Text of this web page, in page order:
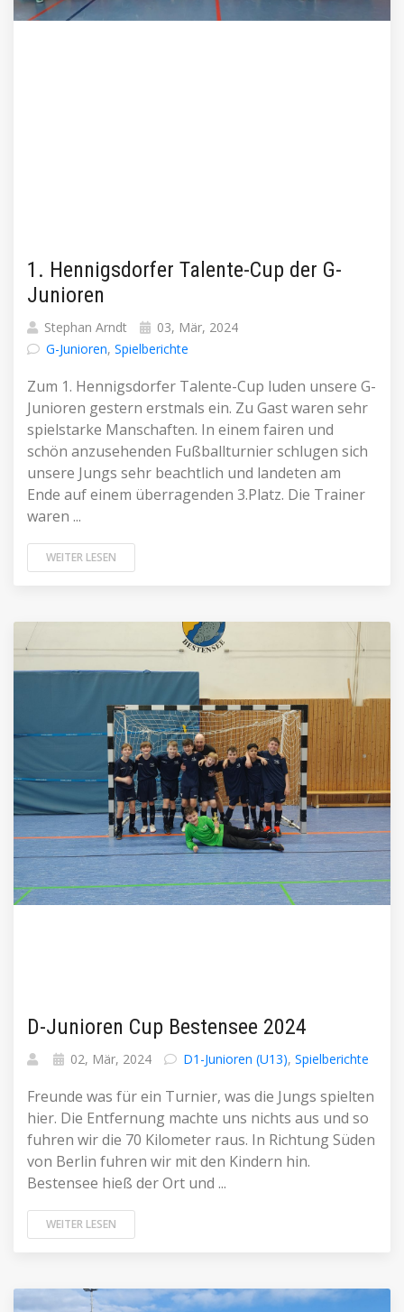
1. Hennigsdorfer Talente-Cup der G-
Junioren
Stephan Arndt
03, Mär, 2024
G-Junioren, Spielberichte
Zum 1. Hennigsdorfer Talente-Cup luden unsere G-
Junioren gestern erstmals ein. Zu Gast waren sehr
spielstarke Manschaften. In einem fairen und
schön anzusehenden Fußballturnier schlugen sich
unsere Jungs sehr beachtlich und landeten am
Ende auf einem überragenden 3.Platz. Die Trainer
waren ...
WEITER LESEN
D-Junioren Cup Bestensee 2024
02, Mär, 2024 D1-Junioren (U13), Spielberichte
Freunde was für ein Turnier, was die Jungs spielten
hier. Die Entfernung machte uns nichts aus und so
fuhren wir die 70 Kilometer raus. In Richtung Süden
von Berlin fuhren wir mit den Kindern hin.
Bestensee hieß der Ort und ...
WEITER LESEN